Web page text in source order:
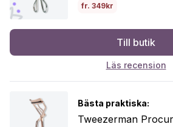
fr. 349kr
Till butik
Läs recension
Bästa praktiska:
Tweezerman